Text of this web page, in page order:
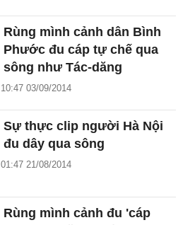
Rùng mình cảnh dân Bình
Phước đu cáp tự chế qua
sông như Tác-dăng
10:47 03/09/2014
Sự thực clip người Hà Nội
đu dây qua sông
01:47 21/08/2014
Rùng mình cảnh đu 'cáp